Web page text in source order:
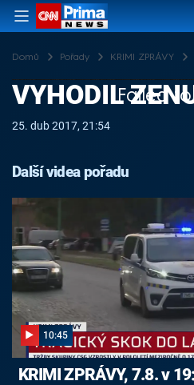
Domů Pořady KRIMI ZPRÁVY
Failed
VYHODIL
25. dub 2017, 21:54
Další videa pořadu
10:45
KRIMI ZPRÁVY, 7.8. v